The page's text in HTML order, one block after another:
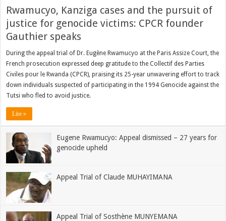
Rwamucyo, Kanziga cases and the pursuit of
justice for genocide victims: CPCR founder
Gauthier speaks
During the appeal trial of Dr. Eugène Rwamucyo at the Paris Assize Court, the
French prosecution expressed deep gratitude to the Collectif des Parties
Civiles pour le Rwanda (CPCR), praising its 25-year unwavering effort to track
down individuals suspected of participating in the 1994 Genocide against the
Tutsi who fled to avoid justice.
Lire »
Eugene Rwamucyo: Appeal dismissed – 27 years for
genocide upheld
Appeal Trial of Claude MUHAYIMANA
Appeal Trial of Sosthène MUNYEMANA